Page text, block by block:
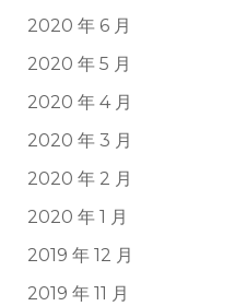
2020 年 6 月
2020 年 5 月
2020 年 4 月
2020 年 3 月
2020 年 2 月
2020 年 1 月
2019 年 12 月
2019 年 11 月